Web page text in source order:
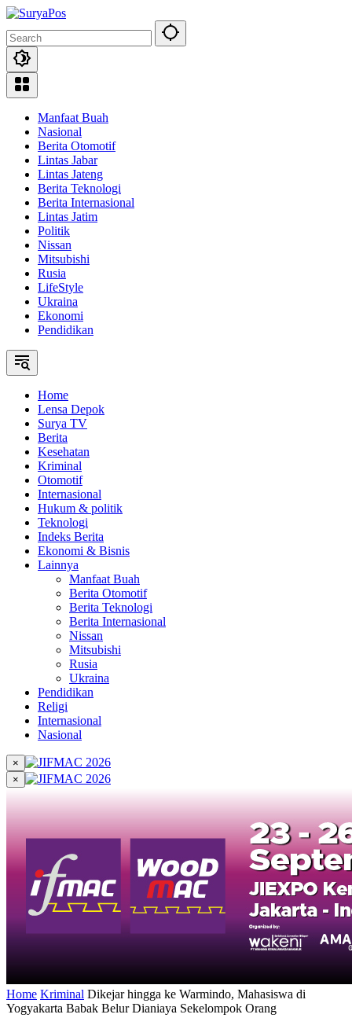
Skip
content
Manfaat Buah
Nasional
Berita Otomotif
Lintas Jabar
Lintas Jateng
Berita Teknologi
Berita Internasional
Lintas Jatim
Politik
Nissan
Mitsubishi
Rusia
LifeStyle
Ukraina
Ekonomi
Pendidikan
Home
Lensa Depok
Surya TV
Berita
Kesehatan
Kriminal
Otomotif
Internasional
Hukum & politik
Teknologi
Indeks Berita
Ekonomi & Bisnis
Lainnya
Manfaat Buah
Berita Otomotif
Berita Teknologi
Berita Internasional
Nissan
Mitsubishi
Rusia
Ukraina
Pendidikan
Religi
Internasional
Nasional
×
×
Home Kriminal Dikejar hingga ke Warmindo, Mahasiswa di
Yogyakarta Babak Belur Dianiaya Sekelompok Orang